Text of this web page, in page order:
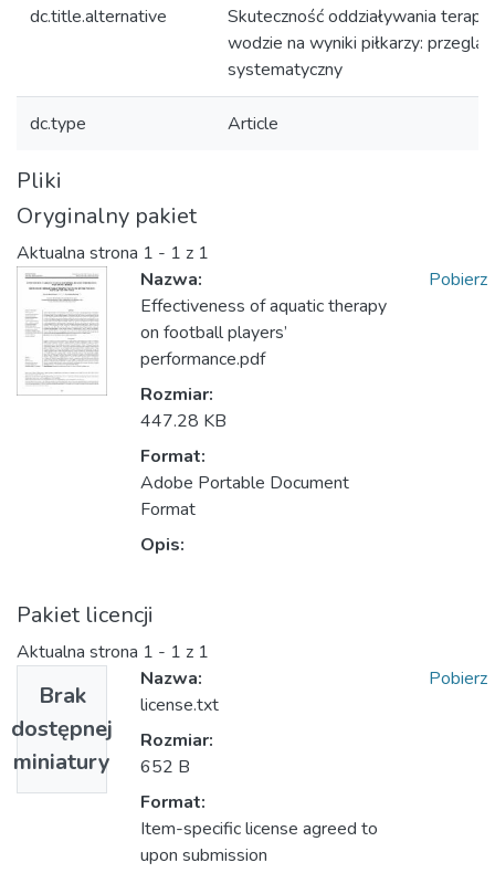
dc.title.alternative
Skuteczność oddziaływania terapii
wodzie na wyniki piłkarzy: przegląd
systematyczny
dc.type Article
Pliki
Oryginalny pakiet
Aktualna strona 1 - 1 z 1
Nazwa:
Effectiveness of aquatic therapy
on football players’
performance.pdf
Rozmiar:
447.28 KB
Format:
Adobe Portable Document
Format
Opis:
Pobierz
Pakiet licencji
Aktualna strona 1 - 1 z 1
Brak
dostępnej
miniatury
Nazwa:
license.txt
Rozmiar:
652 B
Format:
Item-specific license agreed to
upon submission
Pobierz